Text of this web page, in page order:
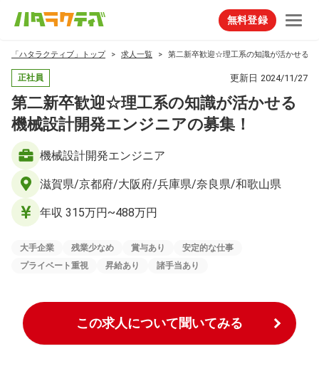
無料登録
「ハタラクティブ」トップ 求人一覧 第二新卒歓迎☆理工系の知識が活かせる
正社員 更新日 2024/11/27
第二新卒歓迎☆理工系の知識が活かせる
機械設計開発エンジニアの募集！
機械設計開発エンジニア
滋賀県/京都府/大阪府/兵庫県/奈良県/和歌山県
年収 315万円~488万円
大手企業 残業少なめ 賞与あり
安定的な仕事
プライベート重視
昇給あり 諸手当あり
この求人について聞いてみる